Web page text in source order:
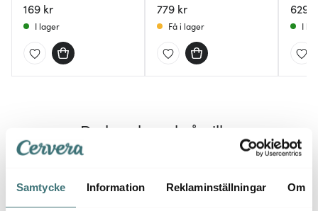
Samtycke Information Reklaminställningar Om
169 kr
I lager
779 kr
Få i lager
629
I
Du kanske också gillar
30%